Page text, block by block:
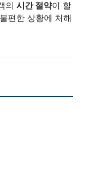
의 시간 절약이 할
편한 상황에 처해